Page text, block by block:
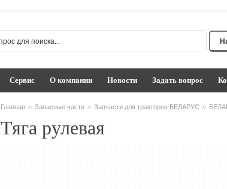
Сервис О компании Новости Задать вопрос
Главная » Запасные части » Запчасти для тракторов БЕЛАРУС »
Тяга рулевая